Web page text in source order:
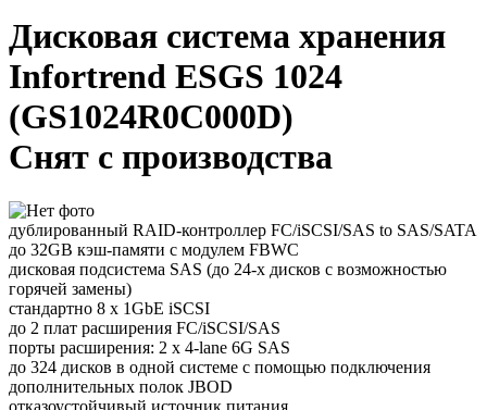
Дисковая система хранения
Infortrend ESGS 1024
(GS1024R0C000D)
Снят с производства
дублированный RAID-контроллер FC/iSCSI/SAS to SAS/SATA
до 32GB кэш-памяти с модулем FBWC
дисковая подсистема SAS (до 24-х дисков с возможностью
горячей замены)
стандартно 8 x 1GbE iSCSI
до 2 плат расширения FC/iSCSI/SAS
порты расширения: 2 x 4-lane 6G SAS
до 324 дисков в одной системе с помощью подключения
дополнительных полок JBOD
отказоустойчивый источник питания